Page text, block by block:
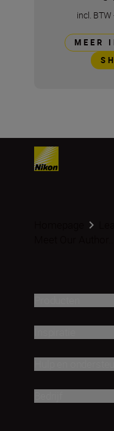
incl. BTW
MEER